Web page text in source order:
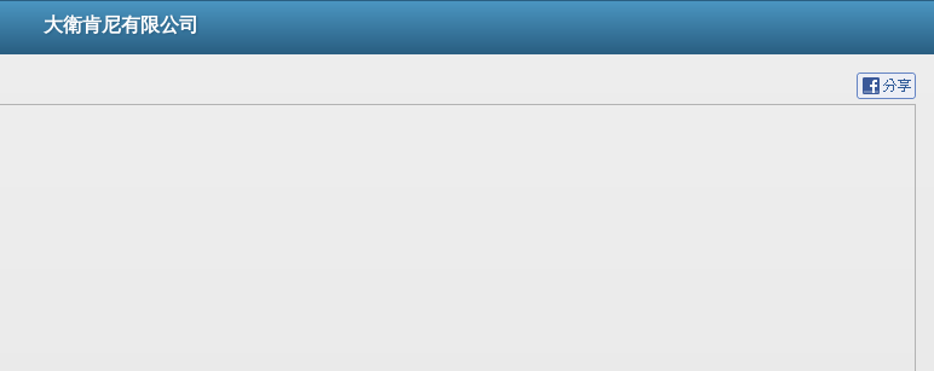
大衛肯尼有限公司